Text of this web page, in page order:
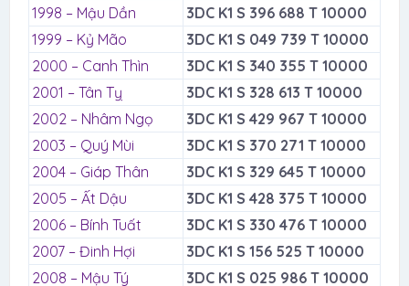
1998 – Mậu Dần
3DC K1 S 396 688 T 10000
1999 – Kỷ Mão
3DC K1 S 049 739 T 10000
2000 – Canh Thìn
3DC K1 S 340 355 T 10000
2001 – Tân Tỵ
3DC K1 S 328 613 T 10000
2002 – Nhâm Ngọ
3DC K1 S 429 967 T 10000
2003 – Quý Mùi
3DC K1 S 370 271 T 10000
2004 – Giáp Thân
3DC K1 S 329 645 T 10000
2005 – Ất Dậu
3DC K1 S 428 375 T 10000
2006 – Bính Tuất
3DC K1 S 330 476 T 10000
2007 – Đinh Hợi
3DC K1 S 156 525 T 10000
2008 – Mậu Tý
3DC K1 S 025 986 T 10000